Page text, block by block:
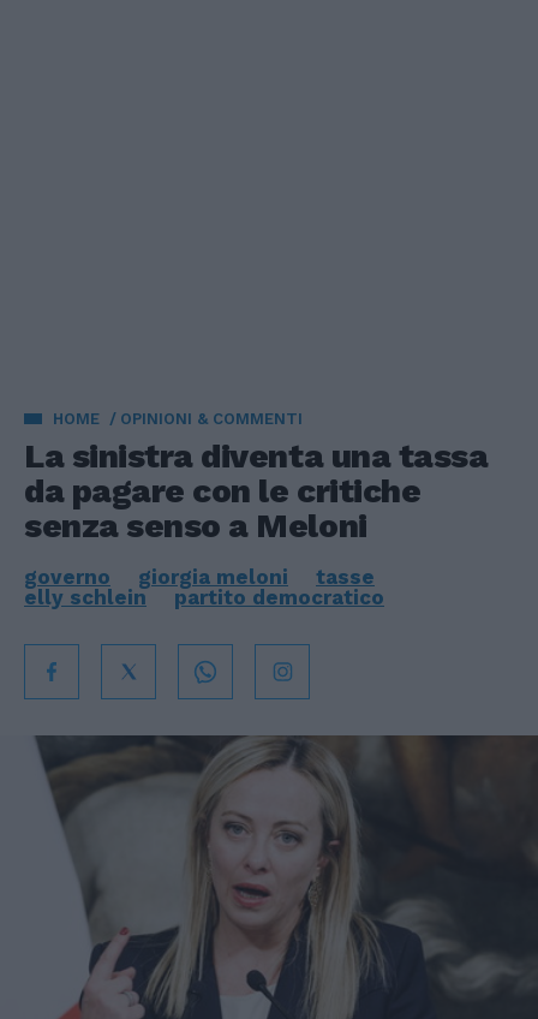
HOME OPINIONI & COMMENTI
La sinistra diventa una tassa
da pagare con le critiche
senza senso a Meloni
governo giorgia meloni
tasse
elly schlein
partito democratico